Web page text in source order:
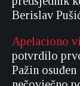
Berislav
Apelaciono
potvrdilo
Pažin